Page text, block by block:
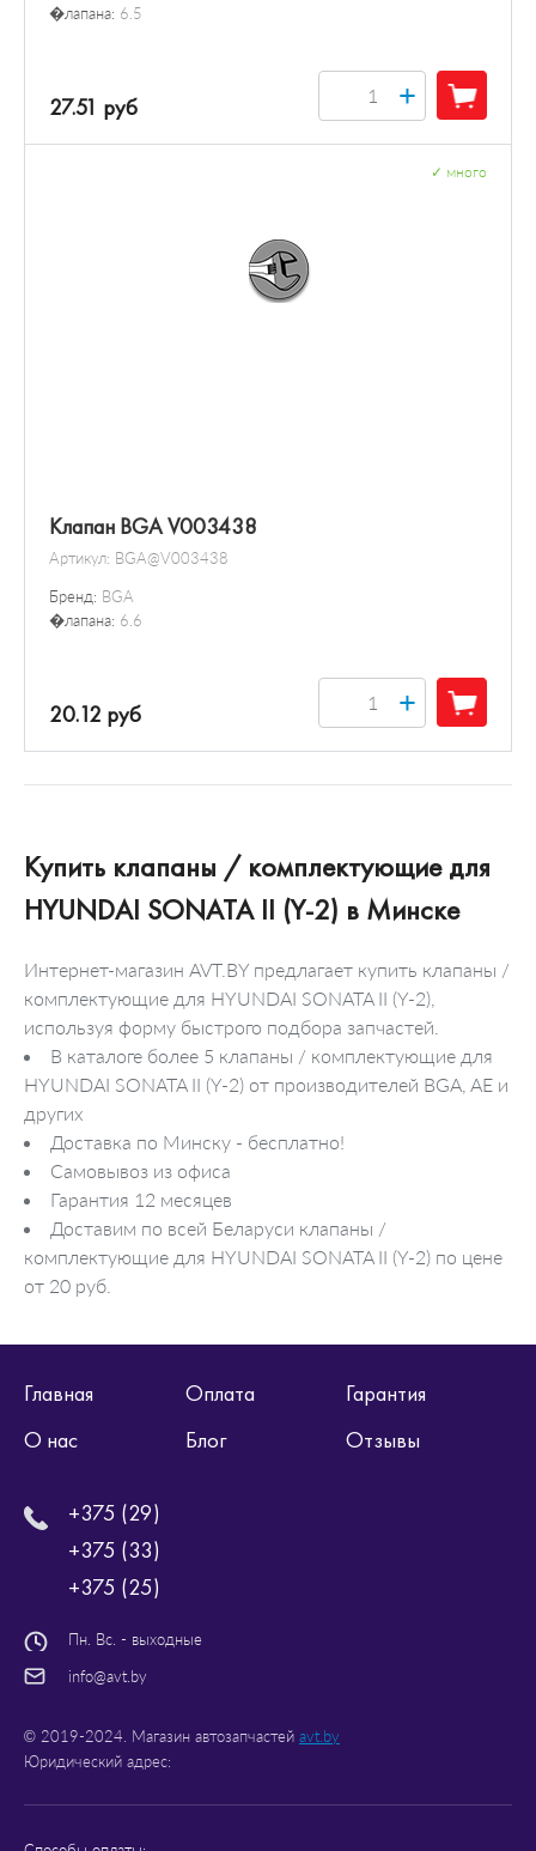
�лапана: 6.5
27.51 руб +
Клапан BGA V003438
Артикул: BGA@V003438
Бренд: BGA
�лапана: 6.6
много
20.12 руб +
Купить клапаны / комплектующие для
HYUNDAI SONATA II (Y-2) в Минске
Интернет-магазин AVT.BY предлагает купить клапаны /
комплектующие для HYUNDAI SONATA II (Y-2),
используя форму быстрого подбора запчастей.
В каталоге более 5 клапаны / комплектующие для
HYUNDAI SONATA II (Y-2) от производителей BGA, AE и
других
Доставка по Минску - бесплатно!
Самовывоз из офиса
Гарантия 12 месяцев
Доставим по всей Беларуси клапаны /
комплектующие для HYUNDAI SONATA II (Y-2) по цене
от 20 руб.
Главная Оплата
Гарантия
О нас
Блог Отзывы
+375 (29)
+375 (33)
+375 (25)
Пн. Вс. - выходные
info@avt.by
© 2019-2024. Магазин автозапчастей avt.by
Юридический адрес: